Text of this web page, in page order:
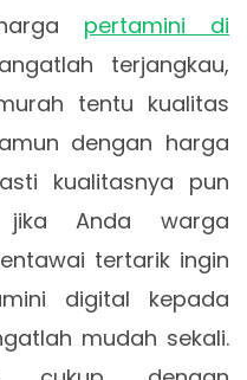
pertamini di
terjangkau,
tentu kualitas
dengan harga
kualitasnya pun
jika Anda warga
tertarik ingin
digital kepada
mudah sekali.